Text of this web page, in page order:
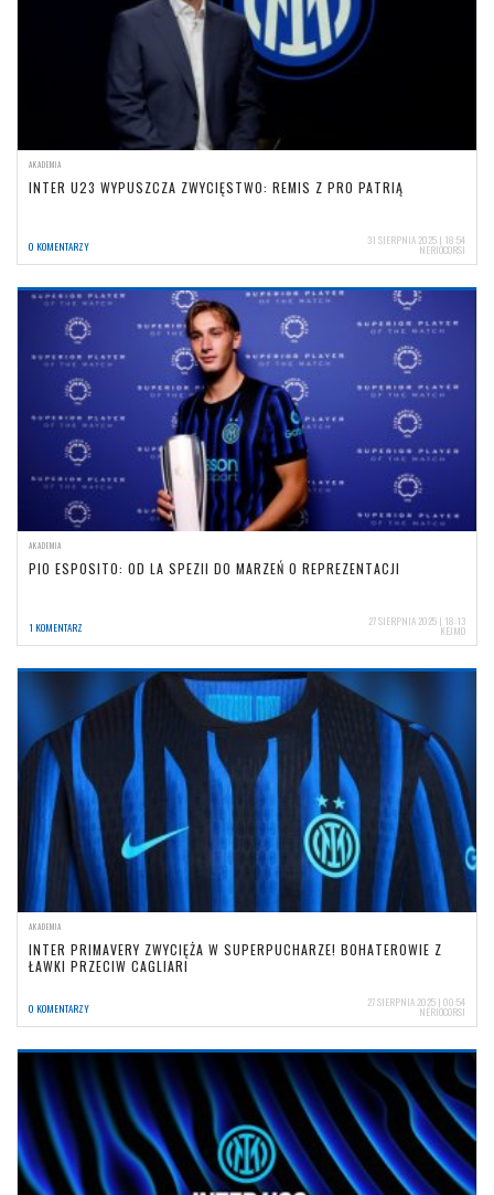
AKADEMIA
INTER U23 WYPUSZCZA ZWYCIĘSTWO: REMIS Z PRO PATRIĄ
0 KOMENTARZY 31 SIERPNIA 2025 | 18:54
NERIOCORSI
AKADEMIA
PIO ESPOSITO: OD LA SPEZII DO MARZEŃ O REPREZENTACJI
1 KOMENTARZ 27 SIERPNIA 2025 | 18:13
KEJMO
AKADEMIA
INTER PRIMAVERY ZWYCIĘŻA W SUPERPUCHARZE! BOHATEROWIE Z
ŁAWKI PRZECIW CAGLIARI
0 KOMENTARZY 27 SIERPNIA 2025 | 00:54
NERIOCORSI